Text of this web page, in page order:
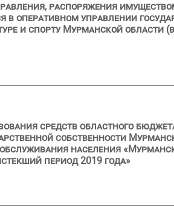
распоряжения
оперативном управлении
и спорту Мурманской области
средств областного
собственности
населения
период 2019 года»